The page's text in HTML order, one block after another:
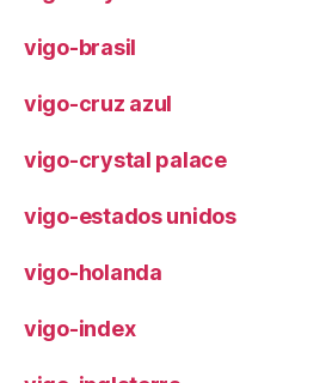
vigo-brasil
vigo-cruz azul
vigo-crystal palace
vigo-estados unidos
vigo-holanda
vigo-index